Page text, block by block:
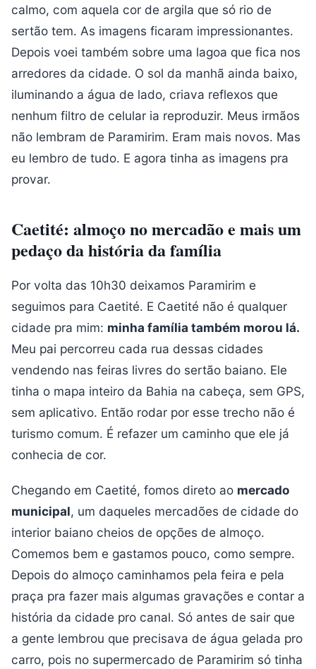
calmo, com aquela cor de argila que só rio de
sertão tem. As imagens ficaram impressionantes.
Depois voei também sobre uma lagoa que fica nos
arredores da cidade. O sol da manhã ainda baixo,
iluminando a água de lado, criava reflexos que
nenhum filtro de celular ia reproduzir. Meus irmãos
não lembram de Paramirim. Eram mais novos. Mas
eu lembro de tudo. E agora tinha as imagens pra
provar.
Caetité: almoço no mercadão e mais um
pedaço da história da família
Por volta das 10h30 deixamos Paramirim e
seguimos para Caetité. E Caetité não é qualquer
cidade pra mim: minha família também morou lá.
Meu pai percorreu cada rua dessas cidades
vendendo nas feiras livres do sertão baiano. Ele
tinha o mapa inteiro da Bahia na cabeça, sem GPS,
sem aplicativo. Então rodar por esse trecho não é
turismo comum. É refazer um caminho que ele já
conhecia de cor.
Chegando em Caetité, fomos direto ao mercado
municipal, um daqueles mercadões de cidade do
interior baiano cheios de opções de almoço.
Comemos bem e gastamos pouco, como sempre.
Depois do almoço caminhamos pela feira e pela
praça pra fazer mais algumas gravações e contar a
história da cidade pro canal. Só antes de sair que
a gente lembrou que precisava de água gelada pro
carro, pois no supermercado de Paramirim só tinha